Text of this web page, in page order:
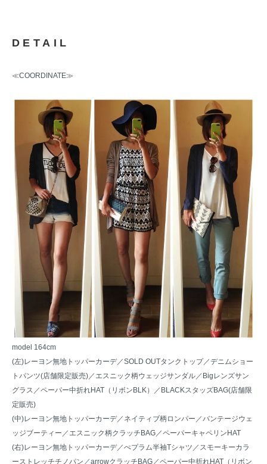
DETAIL
≪COORDINATE≫
model 164cm
(左)レーヨン無地トッパーカーデ／SOLD OUTタンクトップ／デニムショー
トパンツ(店舗限定販売)／ エスニック柄ウェッジサンダル／ Bigレンズサン
グラス ／ペーパー中折れHAT（リボンBLK）
／BLACKスタッズBAG(店舗限
定販売)
(中)レーヨン無地トッパーカーデ／ ネイティブ柄ロンパー ／バンテージウェ
ッジブーティー ／ エスニック柄クラッチBAG／ペーパーキャペリンHAT
(右)レーヨン無地トッパーカーデ／ぺプラム半袖Tシャツ ／ スモーキーカラ
ーストレッチチノパン ／arrowクラッチBAG／ペーパー中折れHAT（リボン